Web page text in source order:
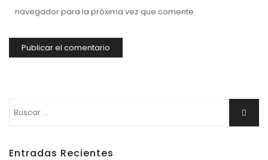
navegador para la próxima vez que comente.
Buscar: Buscar
Entradas Recientes